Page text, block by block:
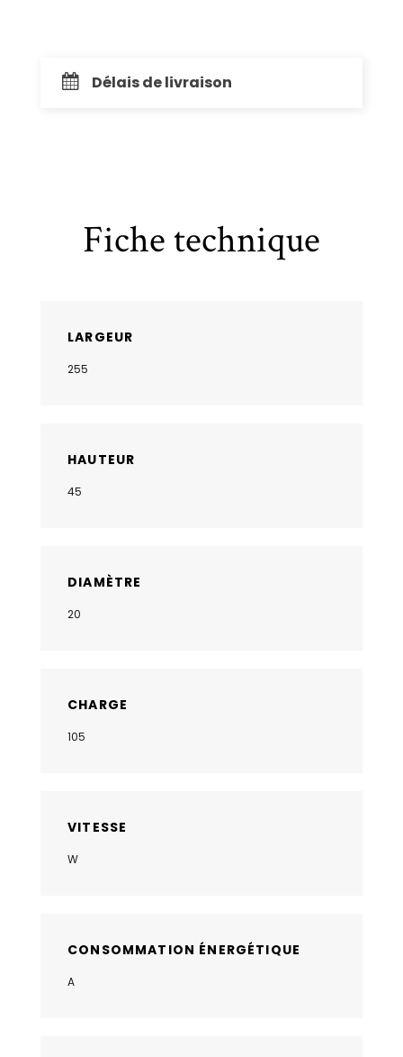
Délais de livraison
Fiche technique
LARGEUR
255
HAUTEUR
45
DIAMÈTRE
20
CHARGE
105
VITESSE
W
CONSOMMATION ÉNERGÉTIQUE
A